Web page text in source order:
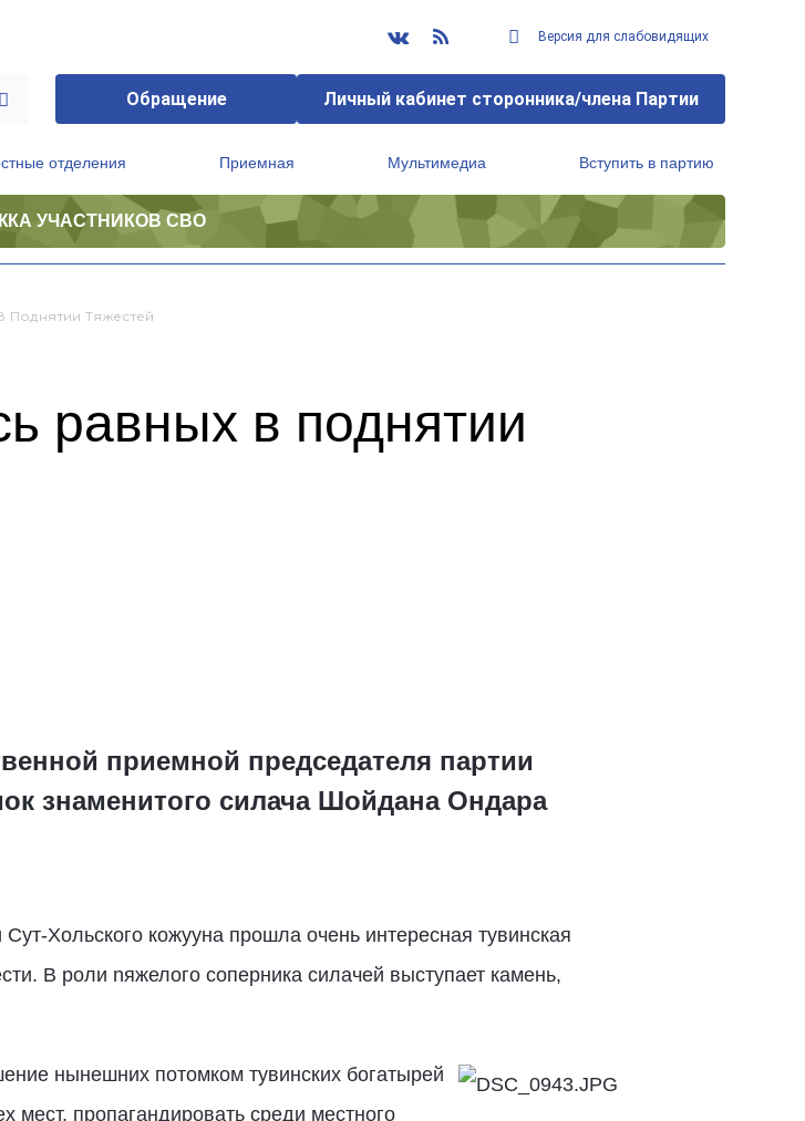
Версия для слабовидящих
Обращение Личный кабинет сторонника/члена Партии
отделения Приемная Мультимедиа Вступить в партию
УЧАСТНИКОВ СВО
Тяжестей
равных в поднятии
приемной председателя партии
знаменитого силача Шойдана Ондара
Хольского кожууна прошла очень интересная тувинская
В роли nяжелого соперника силачей выступает камень,
нынешних потомком тувинских богатырей
пропагандировать среди местного